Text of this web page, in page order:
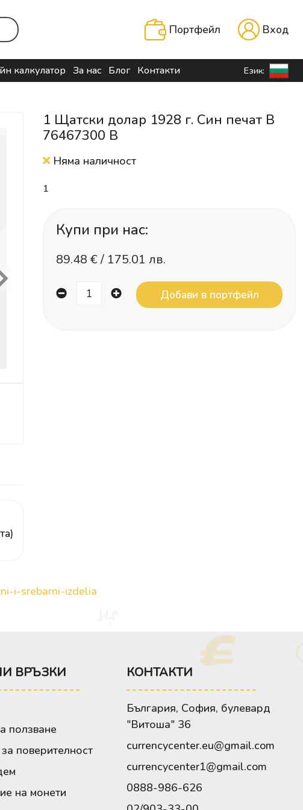
Портфейл Вход
калкулатор За нас Блог Контакти Език:
Next
1 Щатски долар 1928 г. Син печат B
76467300 B
Няма наличност
1
Купи при нас:
89.48 € / 175.01 лв.
i-srebarni-izdelia
ВРЪЗКИ
ползване
поверителност
на монети
КОНТАКТИ
България, София, булевард
"Витоша" 36
currencycenter.eu@gmail.com
currencycenter1@gmail.com
0888-986-626